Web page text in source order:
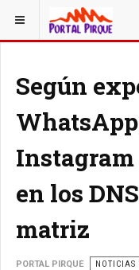
ESTÁ AQUÍ: NOTICIAS
Según
Instagram
en los
matriz
PORTAL PIRQUE NOTICIAS